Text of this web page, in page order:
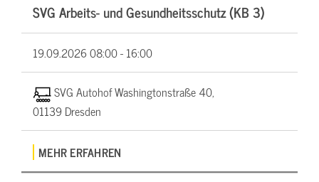
SVG Arbeits- und Gesundheitsschutz (KB 3)
19.09.202608:00 - 16:00
SVG Autohof Washingtonstraße 40,
01139 Dresden
MEHR ERFAHREN